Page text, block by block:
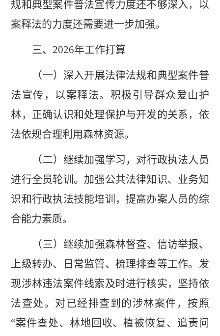
规和典型案件普法宣传力度还不够深入，以
案释法的力度还需要进一步加强。
三、 2026年工作打算
（一）深入开展法律法规和典型案件普
法宣传，以案释法。 积极引导群众爱山护
林，正确认识和处理保护与开发的关系，依
法依规合理利用森林资源。
（二）继续加强学习，对行政执法人员
进行全员轮训 。 加强公共法律知识、业务知
识和行政执法技能培训，提高办案人员的综
合能力素质。
（三）继续加强森林督查、信访举报、
上级转办、日常监管、梳理排查等工作。 发
现涉林违法案件线索及时进行核实，坚持依
法查处。对已经排查到的涉林案件，按照
“案件查处、林地回收、植被恢复、追责问